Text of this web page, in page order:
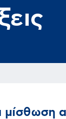
μίσθωση